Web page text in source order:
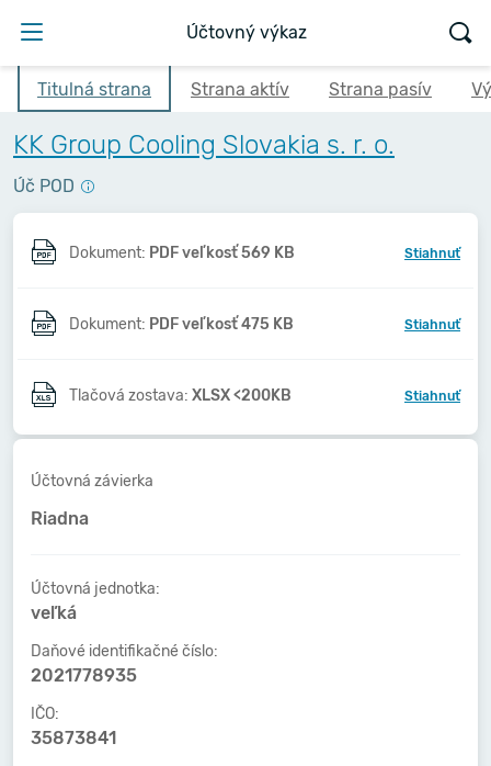
Účtovný výkaz
Titulná strana Strana aktív Strana pasív
KK Group Cooling Slovakia s. r. o.
Úč POD
Dokument: PDF veľkosť 569 KB Stiahnuť
Dokument: PDF veľkosť 475 KB Stiahnuť
Tlačová zostava: XLSX <200KB Stiahnuť
Účtovná závierka
Riadna
Účtovná jednotka:
veľká
Daňové identifikačné číslo:
2021778935
IČO:
35873841